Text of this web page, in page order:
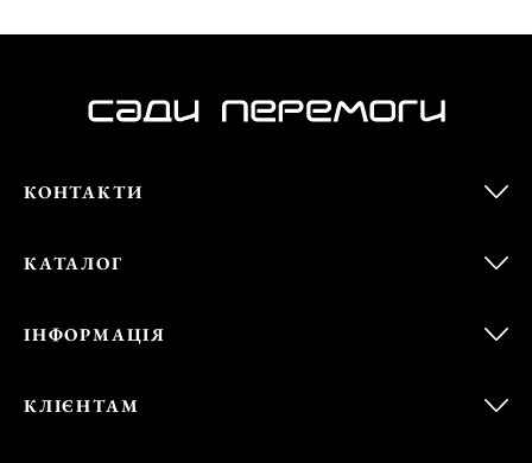
КОНТАКТИ
КАТАЛОГ
ІНФОРМАЦІЯ
КЛІЄНТАМ